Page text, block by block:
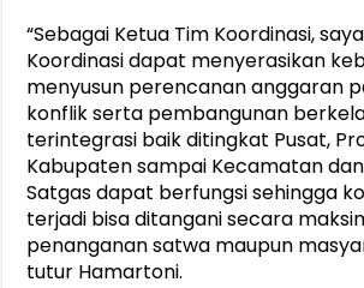
“Sebagai Ketua Tim Koordinasi,
Koordinasi dapat menyerasikan
menyusun perencanan anggaran
konflik serta pembangunan
terintegrasi baik ditingkat Pusat,
Kabupaten sampai Kecamatan
Satgas dapat berfungsi sehingga
terjadi bisa ditangani secara
penanganan satwa maupun
tutur Hamartoni.